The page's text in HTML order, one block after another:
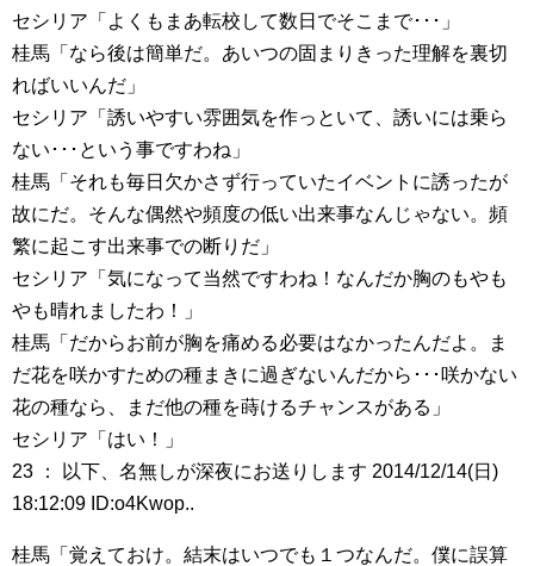
セシリア「よくもまあ転校して数日でそこまで･･･」
桂馬「なら後は簡単だ。あいつの固まりきった理解を裏切
ればいいんだ」
セシリア「誘いやすい雰囲気を作っといて、誘いには乗ら
ない･･･という事ですわね」
桂馬「それも毎日欠かさず行っていたイベントに誘ったが
故にだ。そんな偶然や頻度の低い出来事なんじゃない。頻
繁に起こす出来事での断りだ」
セシリア「気になって当然ですわね！なんだか胸のもやも
やも晴れましたわ！」
桂馬「だからお前が胸を痛める必要はなかったんだよ。ま
だ花を咲かすための種まきに過ぎないんだから･･･咲かない
花の種なら、まだ他の種を蒔けるチャンスがある」
セシリア「はい！」
23 ： 以下、名無しが深夜にお送りします 2014/12/14(日)
18:12:09 ID:o4Kwop..
桂馬「覚えておけ。結末はいつでも１つなんだ。僕に誤算